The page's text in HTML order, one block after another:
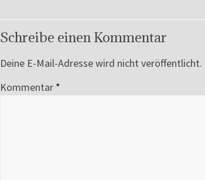
Schreibe einen Kommentar
Deine E-Mail-Adresse wird nicht veröffentlicht.
Kommentar *